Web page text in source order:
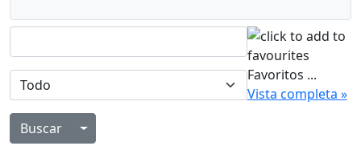
Alternar menú desplegable
Favoritos ...
Vista completa »